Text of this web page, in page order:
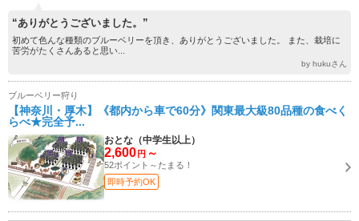
“ありがとうございました。”
初めて色んな種類のブルーベリーを頂き、ありがとうございました。 また、栽培に
苦労がたくさんあると思い...
by hukuさん
ブルーベリー狩り
【神奈川・厚木】《都内から車で60分》関東最大級80品種の食べく
らべ★完全予...
おとな（中学生以上）
2,600 円 ～
52ポイント～たまる！
即時予約OK